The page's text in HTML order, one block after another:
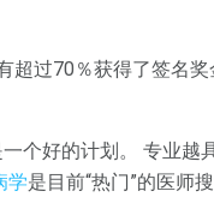
过70％获得了签名
个好的计划。 专业
学是目前“热门”的医师